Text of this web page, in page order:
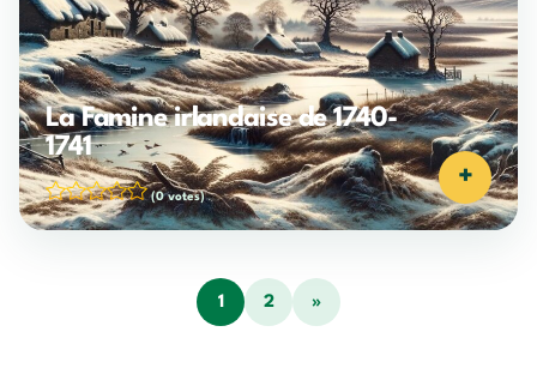
La Famine irlandaise de 1740-
1741
(0 votes)
+
1 2 »